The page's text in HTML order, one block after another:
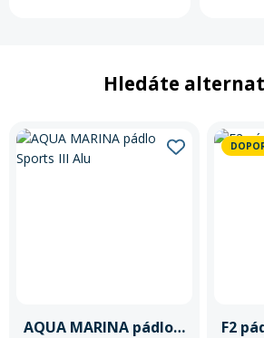
Hledáte
AQUA MARINA pádlo Sports III Alu